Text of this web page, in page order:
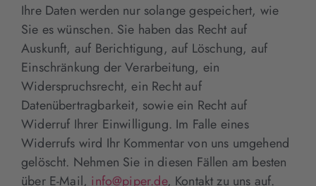
Ihre Daten werden nur solange gespeichert, wie
Sie es wünschen. Sie haben das Recht auf
Auskunft, auf Berichtigung, auf Löschung, auf
Einschränkung der Verarbeitung, ein
Widerspruchsrecht, ein Recht auf
Datenübertragbarkeit, sowie ein Recht auf
Widerruf Ihrer Einwilligung. Im Falle eines
Widerrufs wird Ihr Kommentar von uns umgehend
gelöscht. Nehmen Sie in diesen Fällen am besten
über E-Mail, info@piper.de, Kontakt zu uns auf.